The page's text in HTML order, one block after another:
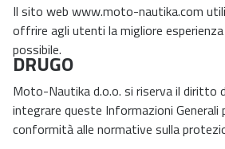
Il sito web www.moto-nautika.com
offrire agli utenti la migliore
possibile.
DRUGO
Moto-Nautika d.o.o. si riserva il diritto
integrare queste Informazioni Generali
conformità alle normative sulla